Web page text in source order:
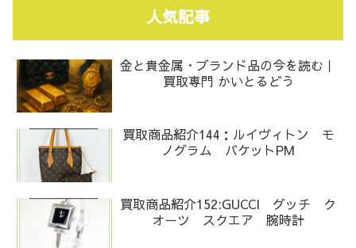
人気記事
金と貴金属・ブランド品の今を読む｜
買取専門 かいとるどう
買取商品紹介144：ルイヴィトン モ
ノグラム バケットPM
買取商品紹介152:GUCCI グッチ ク
オーツ スクエア 腕時計